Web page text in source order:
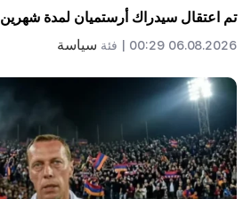
تم اعتقال سيدراك أرستميان لمدة شهرين
06.08.2026 00:29 | فئة سياسة